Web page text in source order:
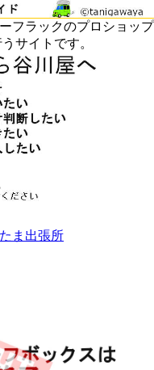
フラックのプロショップ
サイトです。
ま出張所